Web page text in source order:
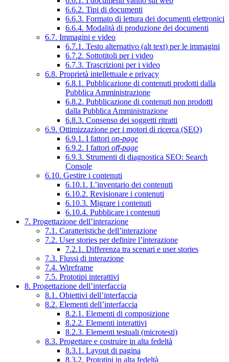
6.6.2. Tipi di documenti
6.6.3. Formato di lettura dei documenti elettronici
6.6.4. Modalità di produzione dei documenti
6.7. Immagini e video
6.7.1. Testo alternativo (alt text) per le immagini
6.7.2. Sottotitoli per i video
6.7.3. Trascrizioni per i video
6.8. Proprietà intellettuale e privacy
6.8.1. Pubblicazione di contenuti prodotti dalla
Pubblica Amministrazione
6.8.2. Pubblicazione di contenuti non prodotti
dalla Pubblica Amministrazione
6.8.3. Consenso dei soggetti ritratti
6.9. Ottimizzazione per i motori di ricerca (SEO)
6.9.1. I fattori on-page
6.9.2. I fattori off-page
6.9.3. Strumenti di diagnostica SEO: Search
Console
6.10. Gestire i contenuti
6.10.1. L’inventario dei contenuti
6.10.2. Revisionare i contenuti
6.10.3. Migrare i contenuti
6.10.4. Pubblicare i contenuti
7. Progettazione dell’interazione
7.1. Caratteristiche dell’interazione
7.2. User stories per definire l’interazione
7.2.1. Differenza tra scenari e user stories
7.3. Flussi di interazione
7.4. Wireframe
7.5. Prototipi interattivi
8. Progettazione dell’interfaccia
8.1. Obiettivi dell’interfaccia
8.2. Elementi dell’interfaccia
8.2.1. Elementi di composizione
8.2.2. Elementi interattivi
8.2.3. Elementi testuali (microtesti)
8.3. Progettare e costruire in alta fedeltà
8.3.1. Layout di pagina
8.3.2. Prototipi in alta fedeltà